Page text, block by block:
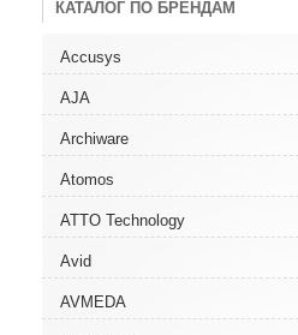
КАТАЛОГ ПО БРЕНДАМ
Accusys
AJA
Archiware
Atomos
ATTO Technology
Avid
AVMEDA